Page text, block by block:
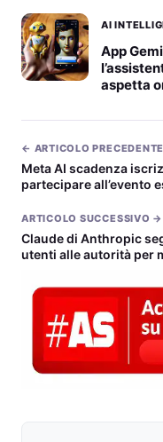
AI
App
aspetta
← ARTICOLO PRECEDENTE
Meta AI scadenza
partecipare all’evento
ARTICOLO SUCCESSIVO →
Claude di Anthropic
utenti alle autorità per